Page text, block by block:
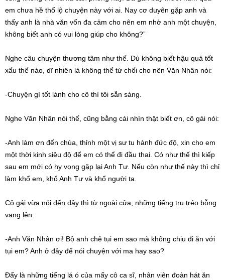
em chưa hề thố lộ chuyện này với ai. Nay cơ duyên gặp anh và
thấy anh là nhà văn vốn đa cảm cho nên em nhờ anh một chuyện,
không biết anh có vui lòng giúp cho không?”
Nghe câu chuyện thương tâm như thế. Dù không biết hậu quả tốt
xấu thế nào, dĩ nhiên là không thể từ chối cho nên Văn Nhân nói:
-Chuyện gì tốt lành cho cô thì tôi sẵn sàng.
Nghe Văn Nhân nói thế, cũng bằng cái nhìn thật biết ơn, cô gái nói:
-Anh làm ơn đến chùa, thỉnh một vị sư tu hành đức độ, xin cho em
một thời kinh siêu độ để em có thể đi đầu thai. Có như thế thì kiếp
sau em mới có hy vọng gặp lại Anh Tư. Nếu còn như thế này thì chỉ
làm khổ em, khổ Anh Tư và khổ người ta.
Cô gái vừa nói đến đây thì từ ngoài cửa, những tiếng tru tréo bỗng
vang lên:
-Anh Văn Nhân ơi! Bộ anh chê tụi em sao mà không chịu đi ăn với
tụi em? Anh ở đây để nói chuyện với ma hay sao?
Đấy là những tiếng lá ó của mấy cô ca sĩ, nhân viên đoàn hát ăn